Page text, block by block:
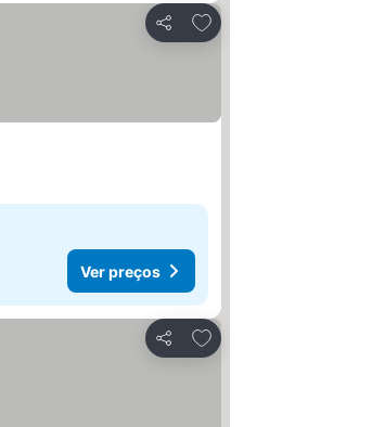
Partilhar
Adicionar aos favoritos
Ver preços
Partilhar
Adicionar aos favoritos